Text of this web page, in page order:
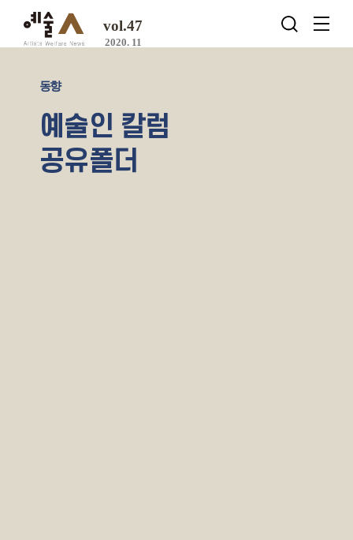
vol.47
2020. 11
동향
예술인 칼럼
공유폴더